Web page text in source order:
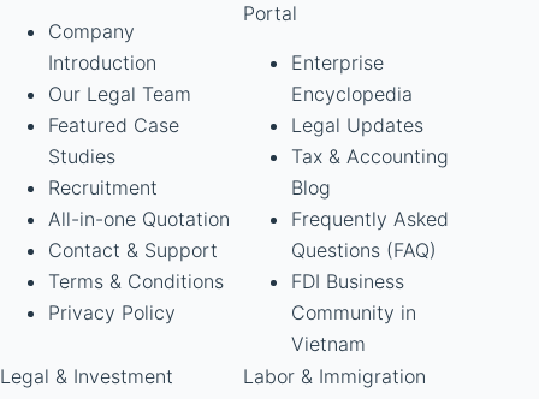
Company
Introduction
Our Legal Team
Featured Case
Studies
Recruitment
All-in-one Quotation
Contact & Support
Terms & Conditions
Privacy Policy
Portal
Enterprise
Encyclopedia
Legal Updates
Tax & Accounting
Blog
Frequently Asked
Questions (FAQ)
FDI Business
Community in
Vietnam
Legal & Investment
Labor & Immigration